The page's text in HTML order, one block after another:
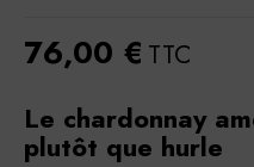
76,00 € TTC
Le chardonnay
plutôt que hurle